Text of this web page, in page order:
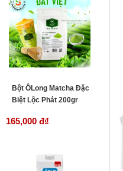
Bột ÔLong Matcha Đặc
Biệt Lộc Phát 200gr
165,000 đ₫